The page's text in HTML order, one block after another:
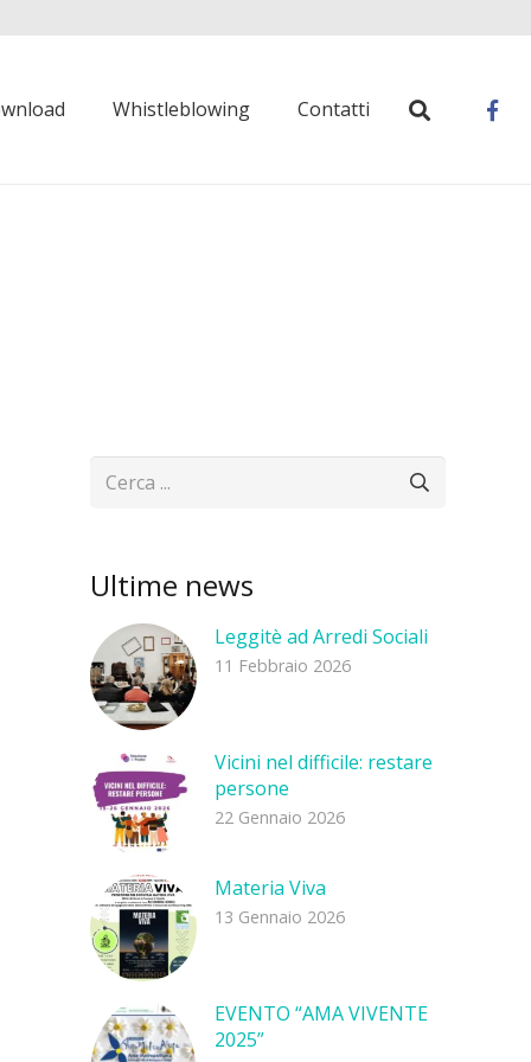
Whistleblowing Contatti
Ultime news
Leggitè ad Arredi Sociali
11 Febbraio 2026
Vicini nel difficile: restare
persone
22 Gennaio 2026
Materia Viva
13 Gennaio 2026
EVENTO “AMA VIVENTE
2025”